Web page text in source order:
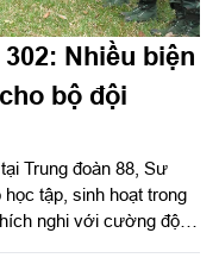
Nhiều biện
bộ đội
Trung đoàn 88, Sư
tập, sinh hoạt trong
nghi với cường độ